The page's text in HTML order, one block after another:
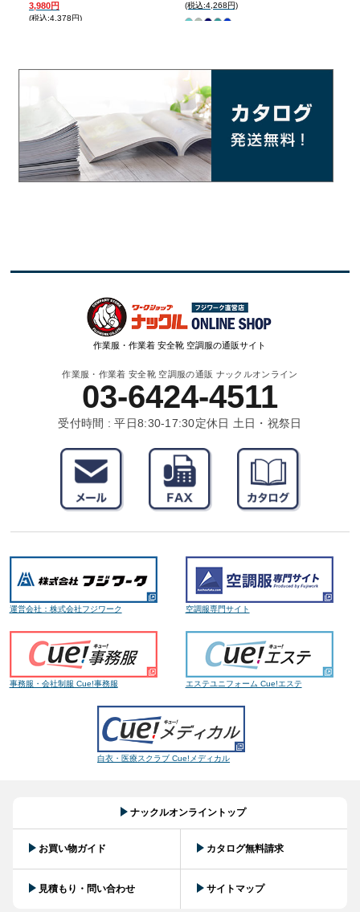
3,980円
(税込:4,378円)
(税込:4,268円)
作業服・作業着 安全靴 空調服の通販サイト
作業服・作業着 安全靴 空調服の通販 ナックルオンライン
03-6424-4511
受付時間 : 平日8:30-17:30定休日 土日・祝祭日
運営会社：株式会社フジワーク 空調服専門サイト
事務服・会社制服 Cue!事務服 エステユニフォーム Cue!エステ
白衣・医療スクラブ Cue!メディカル
ナックルオンライントップ
お買い物ガイド カタログ無料請求
見積もり・問い合わせ サイトマップ